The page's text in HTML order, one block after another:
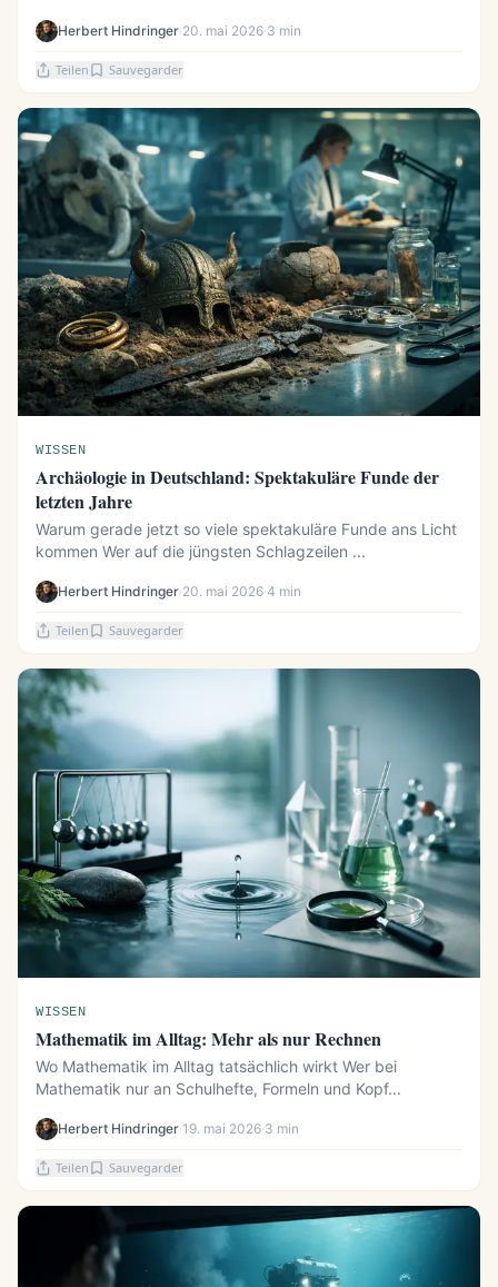
Herbert Hindringer·20. mai 2026·3 min
Teilen Sauvegarder
WISSEN
Archäologie in Deutschland: Spektakuläre Funde der
letzten Jahre
Warum gerade jetzt so viele spektakuläre Funde ans Licht
kommen Wer auf die jüngsten Schlagzeilen ...
Herbert Hindringer·20. mai 2026·4 min
Teilen Sauvegarder
WISSEN
Mathematik im Alltag: Mehr als nur Rechnen
Wo Mathematik im Alltag tatsächlich wirkt Wer bei
Mathematik nur an Schulhefte, Formeln und Kopf...
Herbert Hindringer·19. mai 2026·3 min
Teilen Sauvegarder